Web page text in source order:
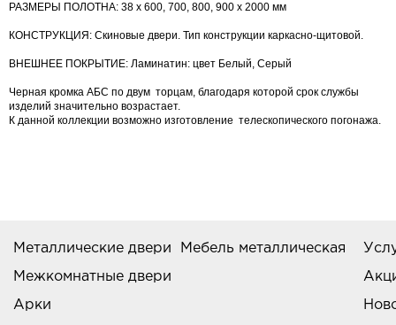
РАЗМЕРЫ ПОЛОТНА: 38 х 600, 700, 800, 900 х 2000 мм
КОНСТРУКЦИЯ: Скиновые двери. Тип конструкции каркасно-щитовой.
ВНЕШНЕЕ ПОКРЫТИЕ: Ламинатин: цвет Белый, Серый
Черная кромка АБС по двум торцам, благодаря которой срок службы
изделий значительно возрастает.
К данной коллекции возможно изготовление телескопического погонажа.
Металлические двери
Межкомнатные двери
Арки
Мебель металлическая